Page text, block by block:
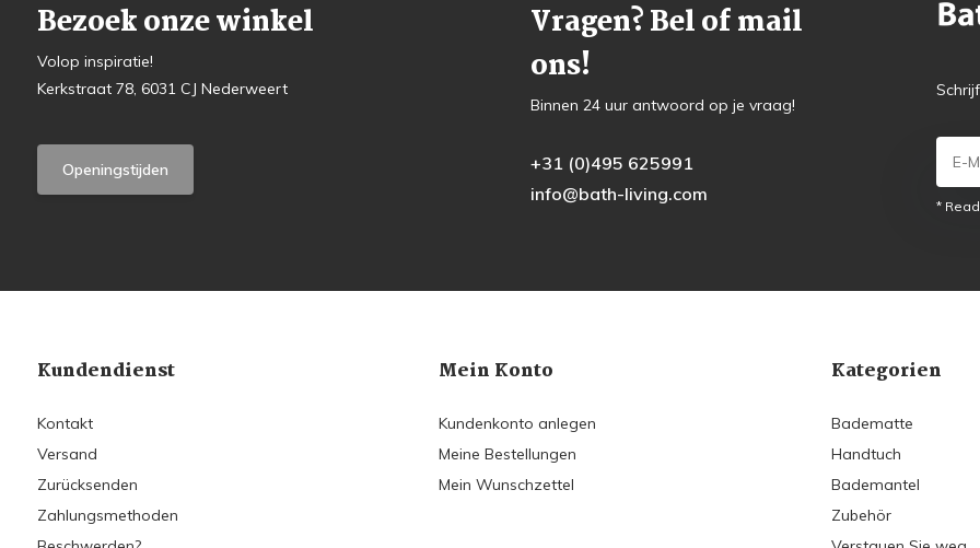
Bezoek onze winkel
Volop inspiratie!
Kerkstraat 78, 6031 CJ Nederweert
Openingstijden
Vragen? Bel of mail
ons!
Binnen 24 uur antwoord op je vraag!
+31 (0)495 625991
info@bath-living.com
*
Kundendienst
Kontakt
Versand
Zurücksenden
Zahlungsmethoden
Mein Konto
Kundenkonto anlegen
Meine Bestellungen
Mein Wunschzettel
Kategorien
Badematte
Handtuch
Bademantel
Zubehör